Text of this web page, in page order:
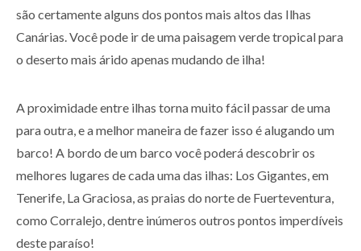
são certamente alguns dos pontos mais altos das Ilhas
Canárias. Você pode ir de uma paisagem verde tropical para
o deserto mais árido apenas mudando de ilha!
A proximidade entre ilhas torna muito fácil passar de uma
para outra, e a melhor maneira de fazer isso é alugando um
barco! A bordo de um barco você poderá descobrir os
melhores lugares de cada uma das ilhas: Los Gigantes, em
Tenerife, La Graciosa, as praias do norte de Fuerteventura,
como Corralejo, dentre inúmeros outros pontos imperdíveis
deste paraíso!